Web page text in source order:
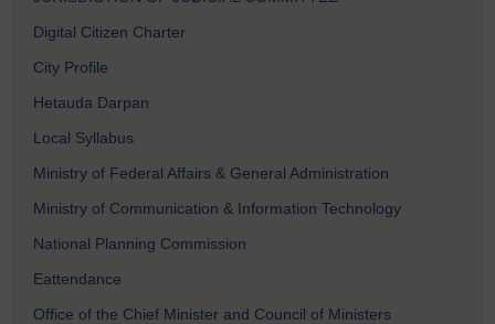
Digital Citizen Charter
City Profile
Hetauda Darpan
Local Syllabus
Ministry of Federal Affairs & General Administration
Ministry of Communication & Information Technology
National Planning Commission
Eattendance
Office of the Chief Minister and Council of Ministers